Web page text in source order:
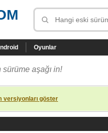
Oyunlar
aşağı in!
versiyonları göster